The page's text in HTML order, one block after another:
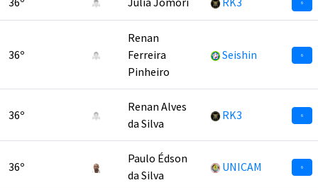
6
36º
Renan
Ferreira
Pinheiro
Seishin 6
36º
Renan Alves
da Silva
RK3 6
36º
Paulo Édson
da Silva
UNICAM 6